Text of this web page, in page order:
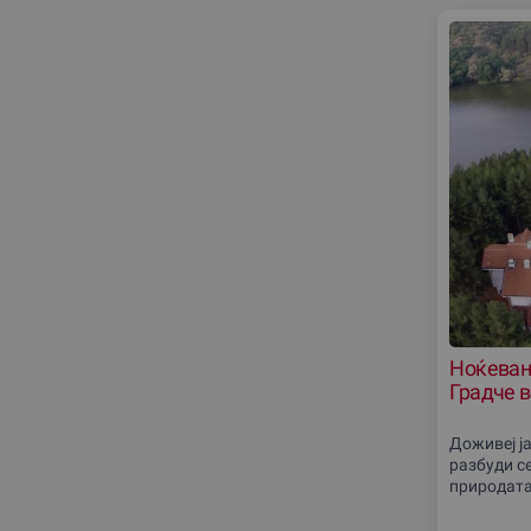
Градче
Доживеј
разбуди